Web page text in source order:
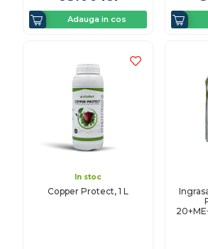
Adauga in cos
In stoc
Copper Protect, 1 L